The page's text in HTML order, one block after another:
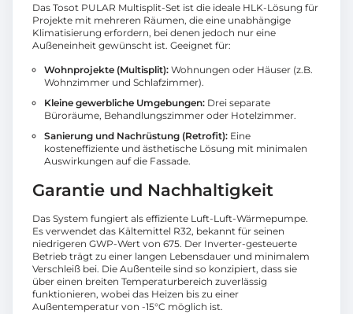
Das Tosot PULAR Multisplit-Set ist die ideale HLK-Lösung für
Projekte mit mehreren Räumen, die eine unabhängige
Klimatisierung erfordern, bei denen jedoch nur eine
Außeneinheit gewünscht ist. Geeignet für:
Wohnprojekte (Multisplit): Wohnungen oder Häuser (z.B.
Wohnzimmer und Schlafzimmer).
Kleine gewerbliche Umgebungen: Drei separate
Büroräume, Behandlungszimmer oder Hotelzimmer.
Sanierung und Nachrüstung (Retrofit): Eine
kosteneffiziente und ästhetische Lösung mit minimalen
Auswirkungen auf die Fassade.
Garantie und Nachhaltigkeit
Das System fungiert als effiziente Luft-Luft-Wärmepumpe.
Es verwendet das Kältemittel R32, bekannt für seinen
niedrigeren GWP-Wert von 675. Der Inverter-gesteuerte
Betrieb trägt zu einer langen Lebensdauer und minimalem
Verschleiß bei. Die Außenteile sind so konzipiert, dass sie
über einen breiten Temperaturbereich zuverlässig
funktionieren, wobei das Heizen bis zu einer
Außentemperatur von -15°C möglich ist.